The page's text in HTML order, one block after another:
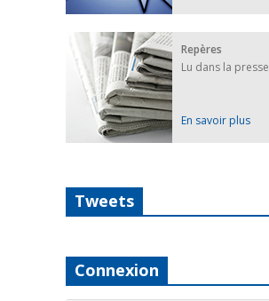
Repères
Lu dans la presse
En savoir plus
Tweets
Connexion